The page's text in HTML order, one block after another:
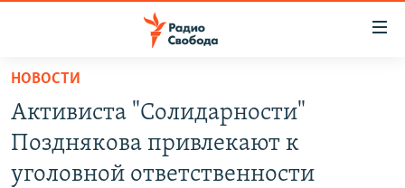
упрощенного
доступа
Вернуться
основному
АВТОРСКИЕ ПРОЕКТЫ
НОВОСТИ
Активиста "Солидарности"
Позднякова привлекают к
уголовной ответственности